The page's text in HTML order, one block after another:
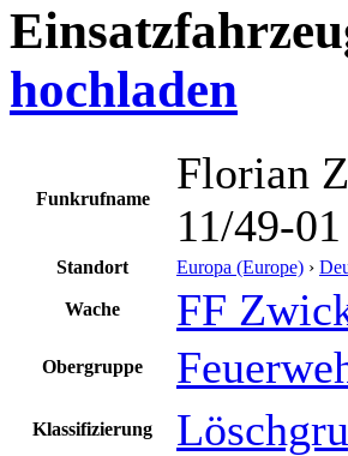
hochladen
Funkrufname
Florian
11/49-01
Standort Europa (Europe) ›
Wache FF
Obergruppe
Klassifizierung